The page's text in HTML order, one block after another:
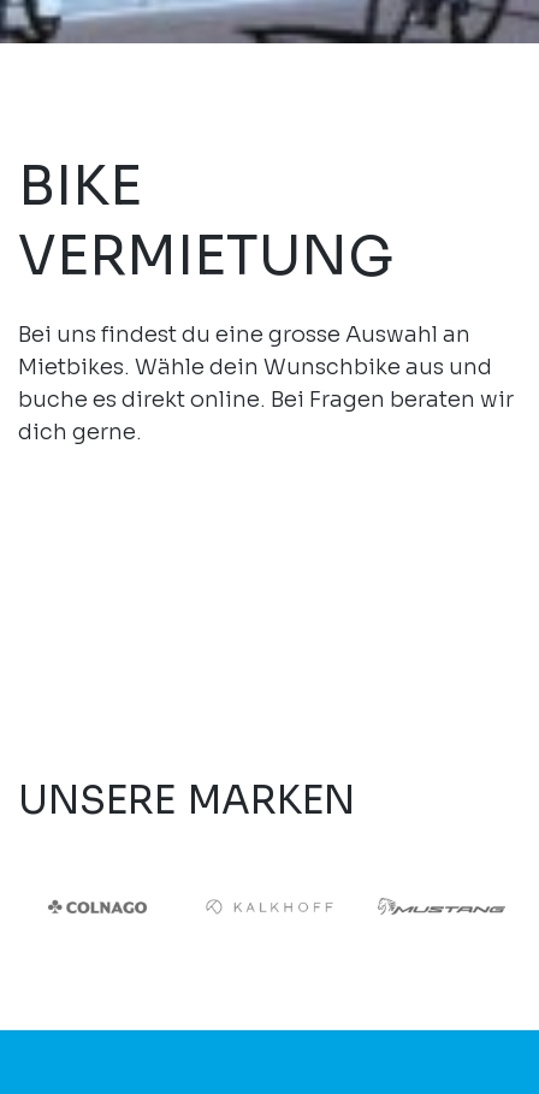
BIKE
VERMIETUNG
Bei uns findest du eine grosse Auswahl an
Mietbikes. Wähle dein Wunschbike aus und
buche es direkt online. Bei Fragen beraten wir
dich gerne.
UNSERE MARKEN